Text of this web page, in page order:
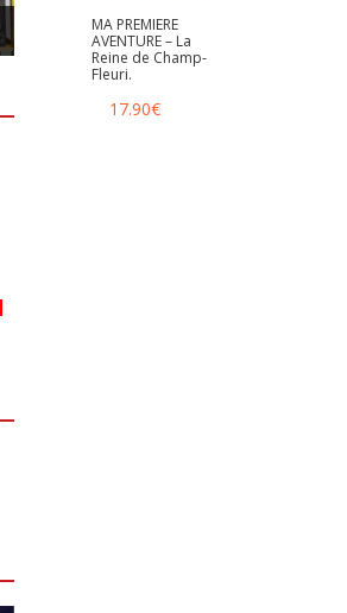
MA PREMIERE
AVENTURE – La
Reine de Champ-
Fleuri.
17.90€